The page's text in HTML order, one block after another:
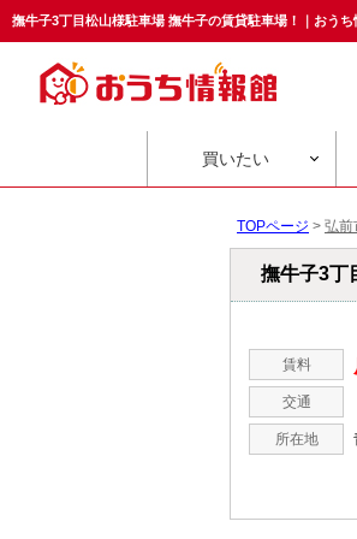
撫牛子3丁目松山様駐車場 撫牛子の賃貸駐車場！｜おうち
買いたい
TOPページ > 弘前
撫牛子3
賃料
交通
所在地